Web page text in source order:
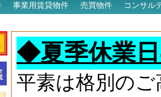
事業用賃貸物件 売買物件
コンサル
◆夏季休業
平素は格別の